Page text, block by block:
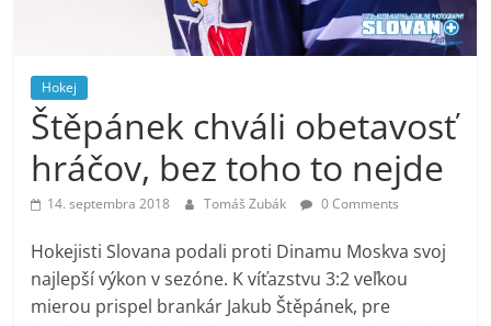
Hokej
Štěpánek chváli obetavosť
hráčov, bez toho to nejde
14. septembra 2018 Tomáš Zubák 0 Comments
Hokejisti Slovana podali proti Dinamu Moskva svoj
najlepší výkon v sezóne. K víťazstvu 3:2 veľkou
mierou prispel brankár Jakub Štěpánek, pre